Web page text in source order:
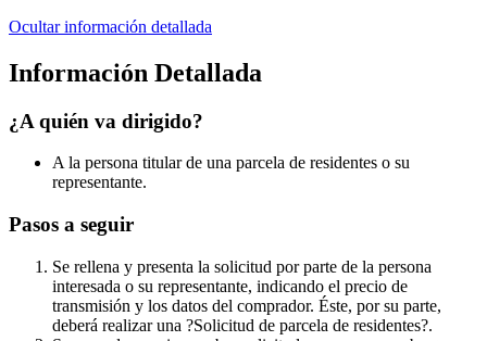
Ocultar información detallada
Información Detallada
¿A quién va dirigido?
A la persona titular de una parcela de residentes o su
representante.
Pasos a seguir
Se rellena y presenta la solicitud por parte de la persona
interesada o su representante, indicando el precio de
transmisión y los datos del comprador. Éste, por su parte,
deberá realizar una ?Solicitud de parcela de residentes?.